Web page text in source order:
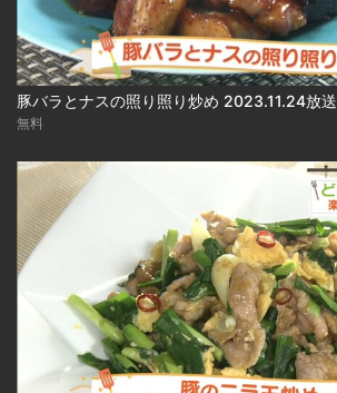
豚バラとナスの照り照り炒め 2023.11.24放送
無料